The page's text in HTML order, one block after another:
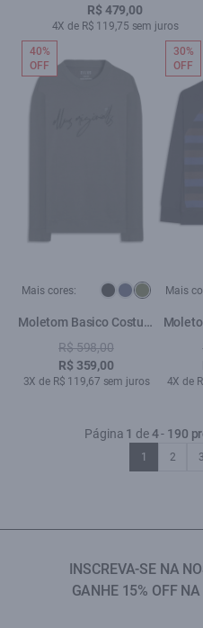
R$ 479,00
4X de R$ 119,75 sem juros
Mais cores:
Moletom Basico Costum
Careca Verde Militar
R$ 598,00
R$ 359,00
3X de R$ 119,67 sem juros
40%
OFF
Mais
4X de
30%
OFF
Página 1 de4- 190
1 2 3
INSCREVA-SE NA
GANHE 15% OFF